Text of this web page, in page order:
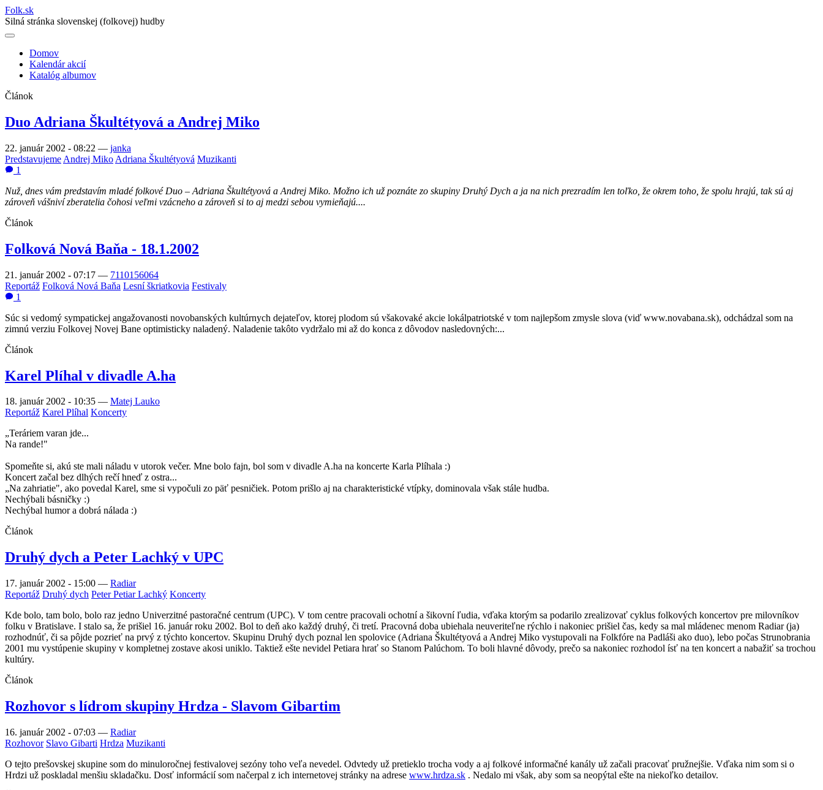
Folk.sk
Silná stránka slovenskej (folkovej) hudby
Main
navigation
Domov
Kalendár akcií
Katalóg albumov
Článok
Duo Adriana Škultétyová a Andrej Miko
22. január 2002 - 08:22 — janka
Predstavujeme Andrej Miko Adriana Škultétyová Muzikanti
1
Nuž, dnes vám predstavím mladé folkové Duo – Adriana Škultétyová a Andrej Miko. Možno ich už poznáte zo skupiny Druhý Dych a ja na nich prezradím len toľko, že okrem toho, že spolu hrajú, tak sú aj
zároveň vášniví zberatelia čohosi veľmi vzácneho a zároveň si to aj medzi sebou vymieňajú....
Článok
Folková Nová Baňa - 18.1.2002
21. január 2002 - 07:17 — 7110156064
Reportáž Folková Nová Baňa Lesní škriatkovia Festivaly
1
Súc si vedomý sympatickej angažovanosti novobanských kultúrnych dejateľov, ktorej plodom sú všakovaké akcie lokálpatriotské v tom najlepšom zmysle slova (viď www.novabana.sk), odchádzal som na
zimnú verziu Folkovej Novej Bane optimisticky naladený. Naladenie takôto vydržalo mi až do konca z dôvodov nasledovných:...
Článok
Karel Plíhal v divadle A.ha
18. január 2002 - 10:35 — Matej Lauko
Reportáž Karel Plíhal Koncerty
„Teráriem varan jde...
Na rande!"
Spomeňte si, akú ste mali náladu v utorok večer. Mne bolo fajn, bol som v divadle A.ha na koncerte Karla Plíhala :)
Koncert začal bez dlhých rečí hneď z ostra...
„Na zahriatie", ako povedal Karel, sme si vypočuli zo päť pesničiek. Potom prišlo aj na charakteristické vtípky, dominovala však stále hudba.
Nechýbali básničky :)
Nechýbal humor a dobrá nálada :)
Článok
Druhý dych a Peter Lachký v UPC
17. január 2002 - 15:00 — Radiar
Reportáž Druhý dych Peter Petiar Lachký Koncerty
Kde bolo, tam bolo, bolo raz jedno Univerzitné pastoračné centrum (UPC). V tom centre pracovali ochotní a šikovní ľudia, vďaka ktorým sa podarilo zrealizovať cyklus folkových koncertov pre milovníkov
folku v Bratislave. I stalo sa, že prišiel 16. január roku 2002. Bol to deň ako každý druhý, či tretí. Pracovná doba ubiehala neuveriteľne rýchlo i nakoniec prišiel čas, kedy sa mal mládenec menom Radiar (ja)
rozhodnúť, či sa pôjde pozrieť na prvý z týchto koncertov. Skupinu Druhý dych poznal len spolovice (Adriana Škultétyová a Andrej Miko vystupovali na Folkfóre na Padláši ako duo), lebo počas Strunobrania
2001 mu vystúpenie skupiny v kompletnej zostave akosi uniklo. Taktiež ešte nevidel Petiara hrať so Stanom Palúchom. To boli hlavné dôvody, prečo sa nakoniec rozhodol ísť na ten koncert a nabažiť sa trochou
kultúry.
Článok
Rozhovor s lídrom skupiny Hrdza - Slavom Gibartim
16. január 2002 - 07:03 — Radiar
Rozhovor Slavo Gibarti Hrdza Muzikanti
O tejto prešovskej skupine som do minuloročnej festivalovej sezóny toho veľa nevedel. Odvtedy už pretieklo trocha vody a aj folkové informačné kanály už začali pracovať pružnejšie. Vďaka nim som si o
Hrdzi už poskladal menšiu skladačku. Dosť informácií som načerpal z ich internetovej stránky na adrese www.hrdza.sk . Nedalo mi však, aby som sa neopýtal ešte na niekoľko detailov.